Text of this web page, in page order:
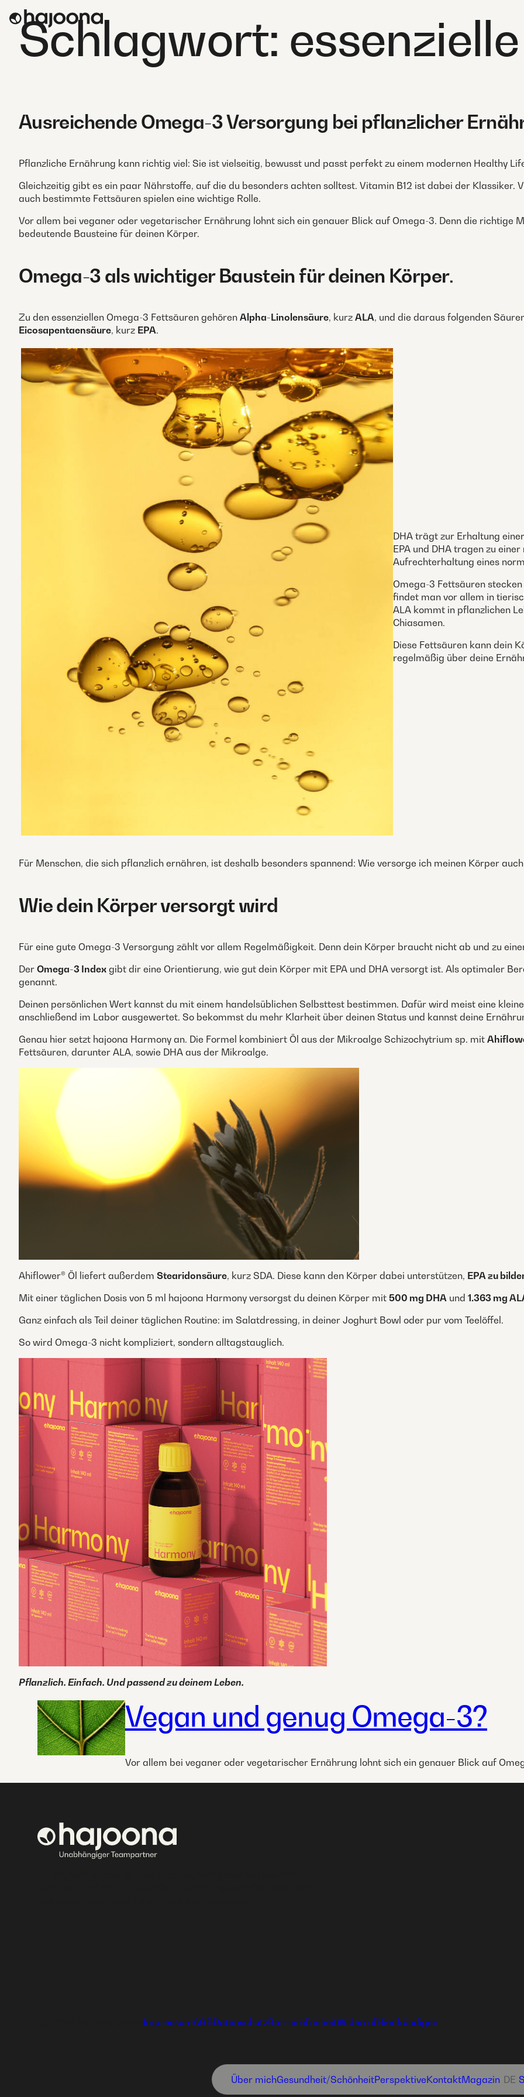
content
Über michGesundheit­/SchönheitPerspektiveKontaktMagazin DE
Schlagwort:
Ausreichende Omega-3 Versorgung bei pflanzlicher
Pflanzliche Ernährung kann richtig viel: Sie ist vielseitig, bewusst und passt perfekt zu einem modernen Healthy
Gleichzeitig gibt es ein paar Nährstoffe, auf die du besonders achten solltest. Vitamin B12 ist dabei der Klassiker.
auch bestimmte Fettsäuren spielen eine wichtige Rolle.
Vor allem bei veganer oder vegetarischer Ernährung lohnt sich ein genauer Blick auf Omega-3. Denn die richtige
bedeutende Bausteine für deinen Körper.
Omega-3 als wichtiger Baustein für deinen Körper.
Zu den essenziellen Omega-3 Fettsäuren gehören Alpha-Linolensäure, kurz ALA, und die daraus folgenden
Eicosapentaensäure, kurz EPA.
DHA trägt zur Erhaltung
EPA und DHA tragen zu
Aufrechterhaltung eines
Omega-3 Fettsäuren
findet man vor allem in
ALA kommt in pflanzlichen
Chiasamen.
Diese Fettsäuren kann dein
regelmäßig über deine
Für Menschen, die sich pflanzlich ernähren, ist deshalb besonders spannend: Wie versorge ich meinen Körper
Wie dein Körper versorgt wird
Für eine gute Omega-3 Versorgung zählt vor allem Regelmäßigkeit. Denn dein Körper braucht nicht ab und zu
Der Omega-3 Index gibt dir eine Orientierung, wie gut dein Körper mit EPA und DHA versorgt ist. Als optimaler
genannt.
Deinen persönlichen Wert kannst du mit einem handelsüblichen Selbsttest bestimmen. Dafür wird meist eine
anschließend im Labor ausgewertet. So bekommst du mehr Klarheit über deinen Status und kannst deine
Genau hier setzt hajoona Harmony an. Die Formel kombiniert Öl aus der Mikroalge Schizochytrium sp. mit
Fettsäuren, darunter ALA, sowie DHA aus der Mikroalge.
Ahiflower® Öl liefert außerdem Stearidonsäure, kurz SDA. Diese kann den Körper dabei unterstützen, EPA zu
Mit einer täglichen Dosis von 5 ml hajoona Harmony versorgst du deinen Körper mit 500 mg DHA und 1.363 mg
Ganz einfach als Teil deiner täglichen Routine: im Salatdressing, in deiner Joghurt Bowl oder pur vom Teelöffel.
So wird Omega-3 nicht kompliziert, sondern alltagstauglich.
Pflanzlich. Einfach. Und passend zu deinem Leben.
Vegan und genug Omega-3?
Vor allem bei veganer oder vegetarischer Ernährung lohnt sich ein genauer Blick auf
ImpressumAGBDatenschutzBarrierefreiheitWiderrufHier kündigen